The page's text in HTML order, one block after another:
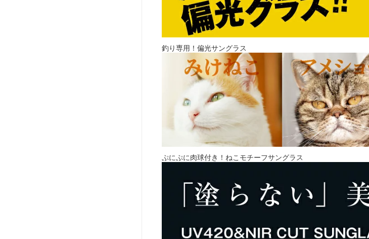
釣り専用！偏光サングラス
ぷにぷに肉球付き！ねこモチーフサングラス